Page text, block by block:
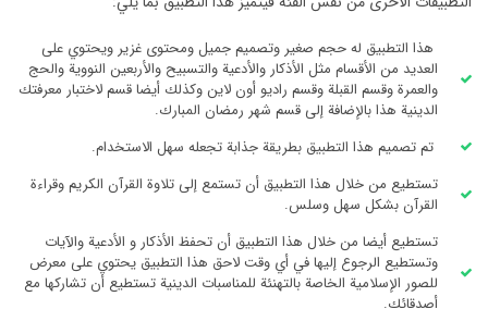
هذا التطبيق له حجم صغير وتصميم جميل ومحتوى غزير ويحتوي على
العديد من الأقسام مثل الأذكار والأدعية والتسبيح والأربعين النووية والحج
والعمرة وقسم القبلة وقسم راديو أون لاين وكذلك أيضا قسم لاختبار معرفتك
الدينية هذا بالإضافة إلى قسم شهر رمضان المبارك.
تم تصميم هذا التطبيق بطريقة جذابة تجعله سهل الاستخدام.
تستطيع من خلال هذا التطبيق أن تستمع إلى تلاوة القرآن الكريم وقراءة
القرآن بشكل سهل وسلس.
تستطيع أيضا من خلال هذا التطبيق أن تحفظ الأذكار و الأدعية والآيات
وتستطيع الرجوع إليها في أي وقت لاحق هذا التطبيق يحتوي على معرض
للصور الإسلامية الخاصة بالتهنئة للمناسبات الدينية تستطيع أن تشاركها مع
أصدقائك.